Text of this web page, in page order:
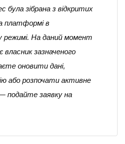
була зібрана з відкритих
платформі в
режимі. На даний момент
зазначеного
оновити дані,
або розпочати активне
подайте заявку на